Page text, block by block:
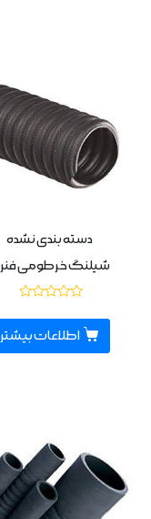
دسته بندی نشده
شیلنگ خرطومی
0
از
5اطلاعات بیشتر